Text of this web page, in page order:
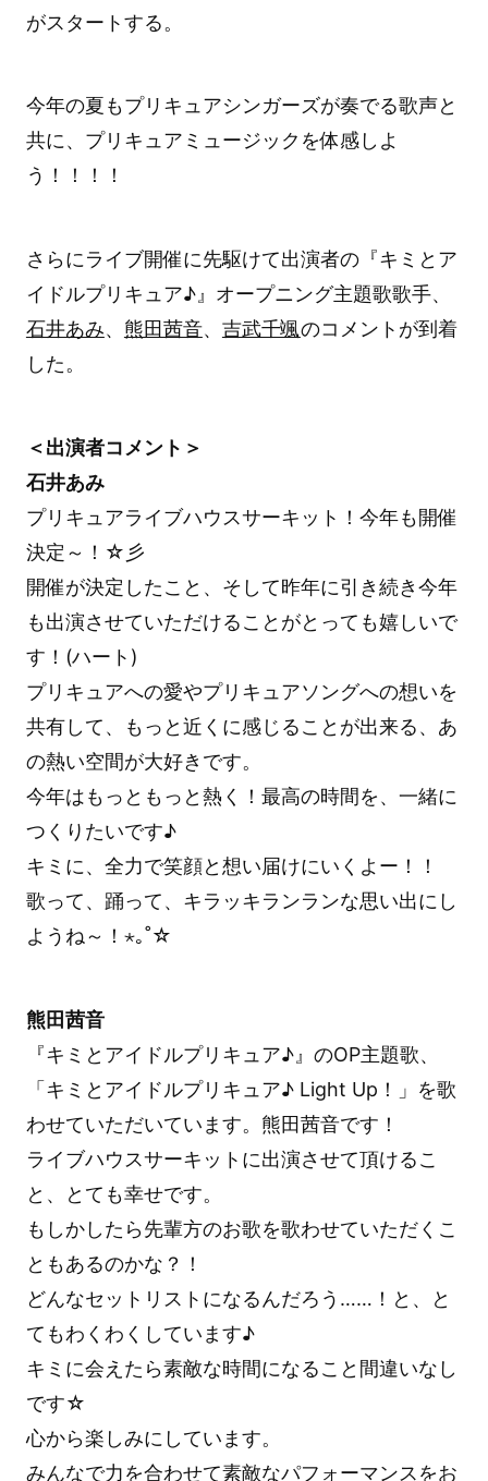
がスタートする。
今年の夏もプリキュアシンガーズが奏でる歌声と
共に、プリキュアミュージックを体感しよ
う！！！！
さらにライブ開催に先駆けて出演者の『キミとア
イドルプリキュア♪』オープニング主題歌歌手、
石井あみ、 熊田茜音、 吉武千颯のコメントが到着
した。
＜出演者コメント＞
石井あみ
プリキュアライブハウスサーキット！今年も開催
決定～！☆彡
開催が決定したこと、そして昨年に引き続き今年
も出演させていただけることがとっても嬉しいで
す！(ハート)
プリキュアへの愛やプリキュアソングへの想いを
共有して、もっと近くに感じることが出来る、あ
の熱い空間が大好きです。
今年はもっともっと熱く！最高の時間を、一緒に
つくりたいです♪
キミに、全力で笑顔と想い届けにいくよー！！ ︎︎
歌って、踊って、キラッキランランな思い出にし
ようね～！⋆｡˚☆
熊田茜音
『キミとアイドルプリキュア♪』のOP主題歌、
「キミとアイドルプリキュア♪ Light Up！」を歌
わせていただいています。熊田茜音です！
ライブハウスサーキットに出演させて頂けるこ
と、とても幸せです。
もしかしたら先輩方のお歌を歌わせていただくこ
ともあるのかな？！
どんなセットリストになるんだろう……！と、と
てもわくわくしています♪
キミに会えたら素敵な時間になること間違いなし
です☆
心から楽しみにしています。
みんなで力を合わせて素敵なパフォーマンスをお